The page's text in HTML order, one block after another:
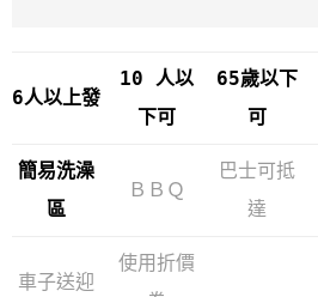
6人以上發
10 人以
下可
65歲以下
可
簡易洗澡
區
ＢＢＱ
巴士可抵
達
車子送迎
使用折價